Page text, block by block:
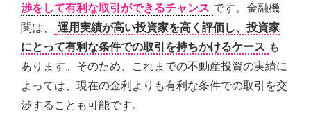
渉をして有利な取引ができるチャンス です。金融機
関は、
運用実績が高い投資家を高く評価し、投資家
にとって有利な条件での取引を持ちかけるケース も
あります。そのため、これまでの不動産投資の実績に
よっては、現在の金利よりも有利な条件での取引を交
渉することも可能です。